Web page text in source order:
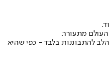
מתעורר.
להתבוננות בלבד - כפי שהיא